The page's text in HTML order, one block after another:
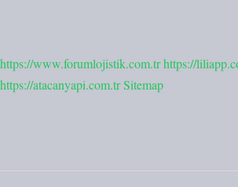
https://www.forumlojistik.com.trhttps://
https://atacanyapi.com.trSitemap